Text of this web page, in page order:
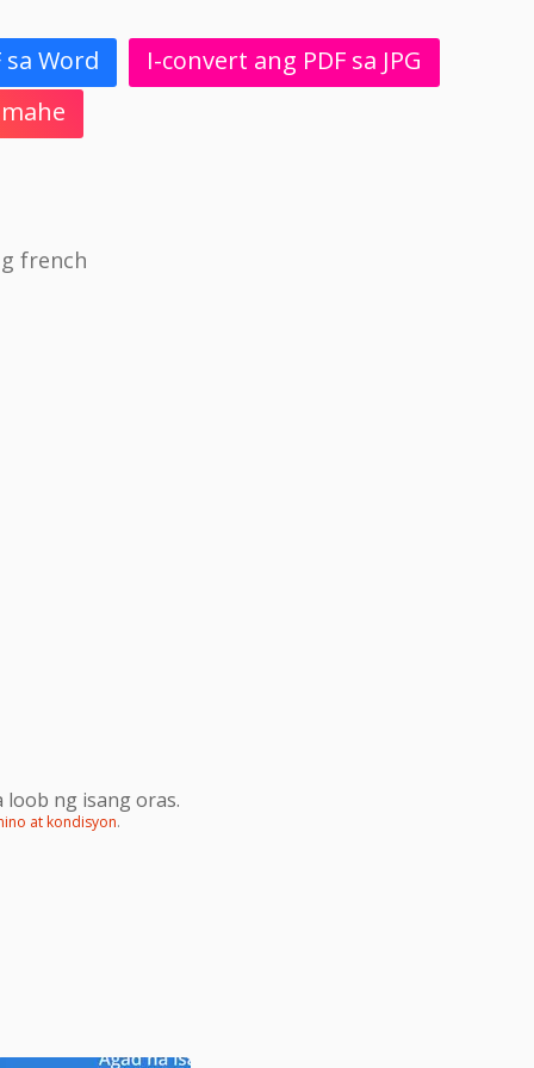
Word
I-convert ang PDF sa JPG
french
ng isang oras.
at kondisyon.